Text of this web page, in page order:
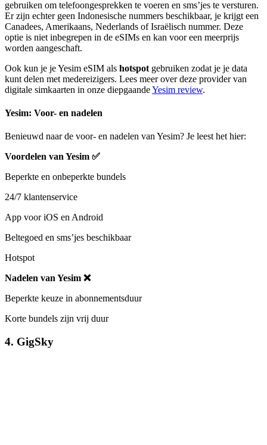
gebruiken om telefoongesprekken te voeren en sms’jes te versturen.
Er zijn echter geen Indonesische nummers beschikbaar, je krijgt een
Canadees, Amerikaans, Nederlands of Israëlisch nummer. Deze
optie is niet inbegrepen in de eSIMs en kan voor een meerprijs
worden aangeschaft.
Ook kun je je Yesim eSIM als hotspot gebruiken zodat je je data
kunt delen met medereizigers. Lees meer over deze provider van
digitale simkaarten in onze diepgaandeYesim review.
Yesim: Voor- en nadelen
Benieuwd naar de voor- en nadelen van Yesim? Je leest het hier:
Voordelen van Yesim ✅
Beperkte en onbeperkte bundels
24/7 klantenservice
App voor iOS en Android
Beltegoed en sms’jes beschikbaar
Hotspot
Nadelen van Yesim ❌
Beperkte keuze in abonnementsduur
Korte bundels zijn vrij duur
4. GigSky